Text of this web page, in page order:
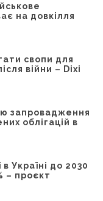
на довкілля
свопи для
війни – Dixi
запровадження
облігацій в
Україні до 2030
– проєкт